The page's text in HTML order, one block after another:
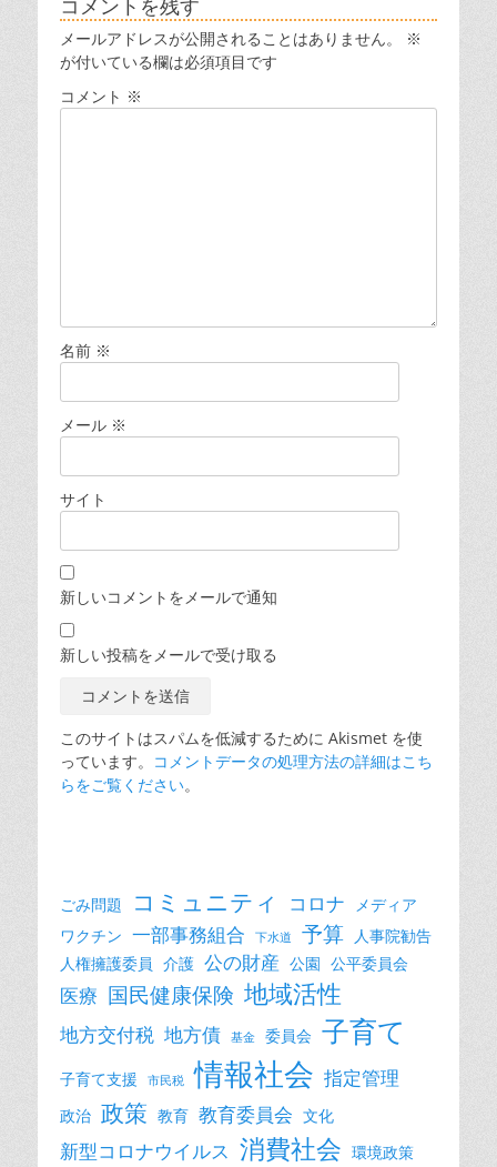
ゲ
ー
シ
ョ
コメントを残す
メールアドレスが公開されることはありません。
※
が付いている欄は必須項目です
コメント ※
名前 ※
メール ※
サイト
新しいコメントをメールで通知
新しい投稿をメールで受け取る
このサイトはスパムを低減するために Akismet を使
っています。
コメントデータの処理方法の詳細はこち
らをご覧ください。
ごみ問題 コミュニティ コロナ
メディア
ワクチン 一部事務組合 下水道 予算
人事院勧告
人権擁護委員 介護 公の財産 公園 公平委員会
医療 国民健康保険 地域活性
地方交付税 地方債 基金 委員会 子育て
子育て支援 市民税 情報社会 指定管理
政治 政策 教育 教育委員会 文化
新型コロナウイルス 消費社会 環境政策